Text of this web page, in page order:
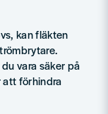
kan fläkten
vara säker på
att förhindra